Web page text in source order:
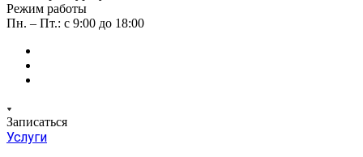
Режим работы
Пн. – Пт.: с 9:00 до 18:00
Записаться
Услуги